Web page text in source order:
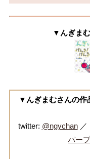
▼んぎま
▼んぎまむさんの作
twitter: @ngychan／
パー